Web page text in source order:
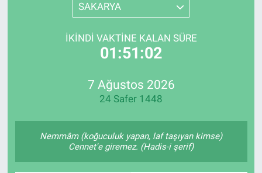
SAKARYA
İKINDI VAKTINE KALAN SÜRE
01:51:02
7 Ağustos 2026
24 Safer 1448
Nemmâm (koğuculuk yapan, laf taşıyan kimse)
Cennet'e giremez. (Hadis-i şerif)
İnşaat ve Malzeme
HaberOrtak
Enerjisini Üreten Fabrikalar
Endüstri 4.0 Uygulamaları
Ağır Sanayi Çözümleri